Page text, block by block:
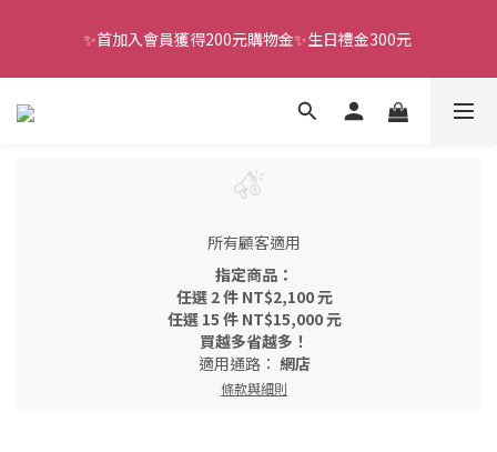
全館滿千免運
✨首加入會員獲得200元購物金✨生日禮金300元
所有顧客適用
指定商品：
任選 2 件 NT$2,100 元
任選 15 件 NT$15,000 元
買越多省越多！
適用通路： 網店
條款與細則